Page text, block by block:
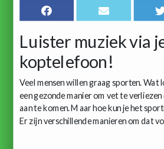
Luister muziek via
koptelefoon!
Veel mensen willen graag sporten. Wat
een gezonde manier om vet te
aan te komen. Maar hoe kun je het
Er zijn verschillende manieren om dat